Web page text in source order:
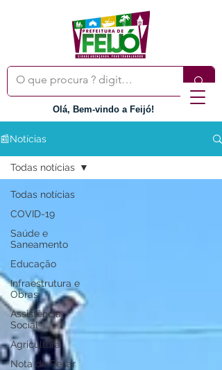
Olá, Bem-vindo a Feijó!
📰Notícias
Todas notícias
COVID-19
Saúde e
Saneamento
Educação
Infraestrutura e
Obras
Assistência
Social
Agricultura
Nota de Pesar
Todas notícias